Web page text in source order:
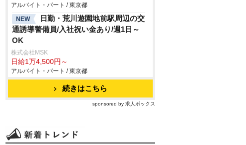
アルバイト・パート / 東京都
NEW
日勤・荒川遊園地前駅周辺の交
通誘導警備員/入社祝い金あり/週1日～
OK
株式会社MSK
日給1万4,500円～
アルバイト・パート / 東京都
続きはこちら
sponsored by 求人ボックス